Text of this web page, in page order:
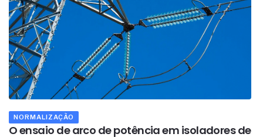
NORMALIZAÇÃO
O ensaio de arco de potência em isoladores de